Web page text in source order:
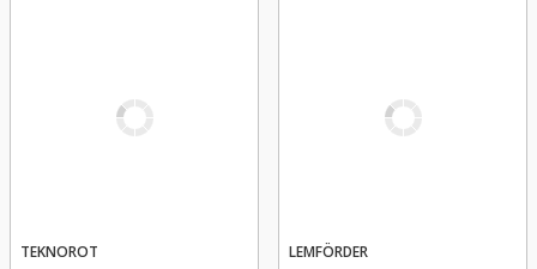
TEKNOROT LEMFÖRDER